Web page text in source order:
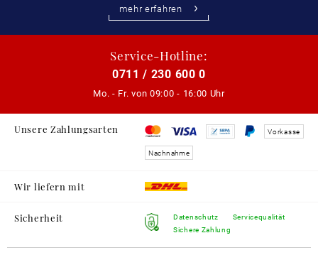
mehr erfahren
Service-Hotline:
0711 / 230 600 0
Mo. - Fr. von 09:00 - 16:00 Uhr
Unsere Zahlungsarten Vorkasse
Nachnahme
Wir liefern mit
Sicherheit
Datenschutz
Sichere Zahlung
Servicequalität